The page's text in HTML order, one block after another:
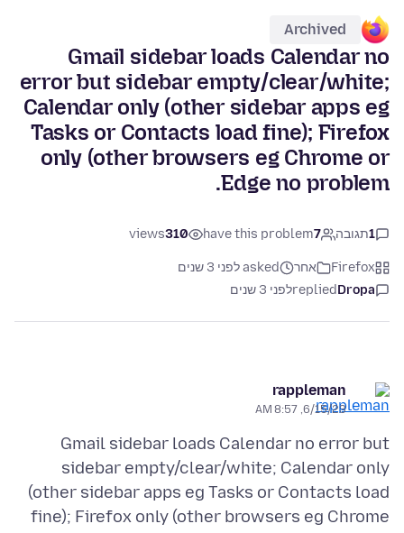
Archived
Gmail sidebar loads Calendar no
error but sidebar empty/clear/white;
Calendar only (other sidebar apps eg
Tasks or Contacts load fine); Firefox
only (other browsers eg Chrome or
Edge no problem.
1תגובה 7
have this problem
310
views
Firefox אחר
asked לפני 3 שנים
Dropa
repliedלפני 3 שנים
rappleman
6/15/23, 8:57 AM
Gmail sidebar loads Calendar no error but
sidebar empty/clear/white; Calendar only
(other sidebar apps eg Tasks or Contacts load
fine); Firefox only (other browsers eg Chrome